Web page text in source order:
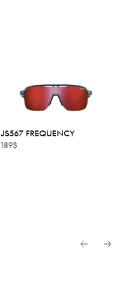
JS567 FREQUENCY
189$